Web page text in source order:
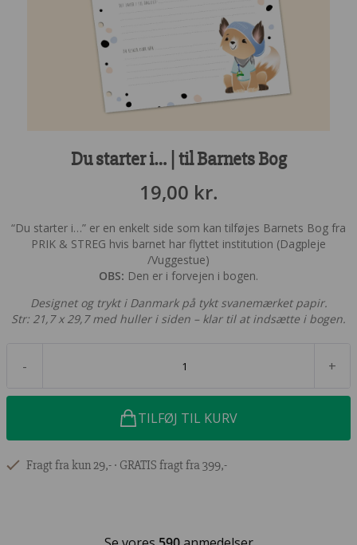
Du starter i… | til Barnets Bog
19,00 kr.
“Du starter i…” er en enkelt side som kan tilføjes Barnets Bog fra
PRIK & STREG hvis barnet har flyttet institution (Dagpleje
/Vuggestue)
OBS: Den er i forvejen i bogen.
Designet og trykt i Danmark på tykt svanemærket papir.
Str: 21,7 x 29,7 med huller i siden – klar til at indsætte i bogen.
- +
TILFØJ TIL KURV
Fragt fra kun 29,- ∙ GRATIS fragt fra 399,-